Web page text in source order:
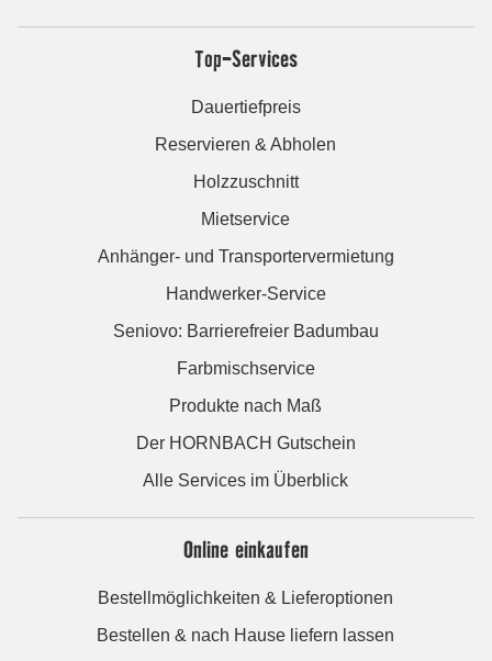
Top-Services
Dauertiefpreis
Reservieren & Abholen
Holzzuschnitt
Mietservice
Anhänger- und Transportervermietung
Handwerker-Service
Seniovo: Barrierefreier Badumbau
Farbmischservice
Produkte nach Maß
Der HORNBACH Gutschein
Alle Services im Überblick
Online einkaufen
Bestellmöglichkeiten & Lieferoptionen
Bestellen & nach Hause liefern lassen